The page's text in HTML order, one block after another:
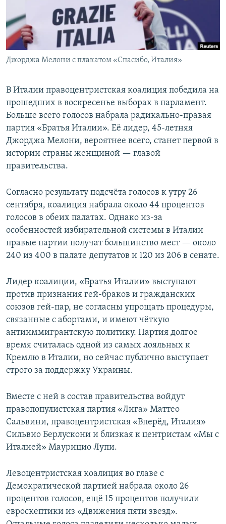
Джорджа Мелони с плакатом «Спасибо, Италия»
В Италии правоцентристская коалиция победила на
прошедших в воскресенье выборах в парламент.
Больше всего голосов набрала радикально-правая
партия «Братья Италии». Её лидер, 45-летняя
Джорджа Мелони, вероятнее всего, станет первой в
истории страны женщиной — главой
правительства.
Согласно результату подсчёта голосов к утру 26
сентября, коалиция набрала около 44 процентов
голосов в обеих палатах. Однако из-за
особенностей избирательной системы в Италии
правые партии получат большинство мест — около
240 из 400 в палате депутатов и 120 из 206 в сенате.
Лидер коалиции, «Братья Италии» выступают
против признания гей-браков и гражданских
союзов гей-пар, не согласны упрощать процедуры,
связанные с абортами, и имеют чёткую
антииммигрантскую политику. Партия долгое
время считалась одной из самых лояльных к
Кремлю в Италии, но сейчас публично выступает
строго за поддержку Украины.
Вместе с ней в состав правительства войдут
правопопулистская партия «Лига» Маттео
Сальвини, правоцентристская «Вперёд, Италия»
Сильвио Берлускони и близкая к центристам «Мы с
Италией» Маурицио Лупи.
Левоцентристская коалиция во главе с
Демократической партией набрала около 26
процентов голосов, ещё 15 процентов получили
евроскептики из «Движения пяти звезд».